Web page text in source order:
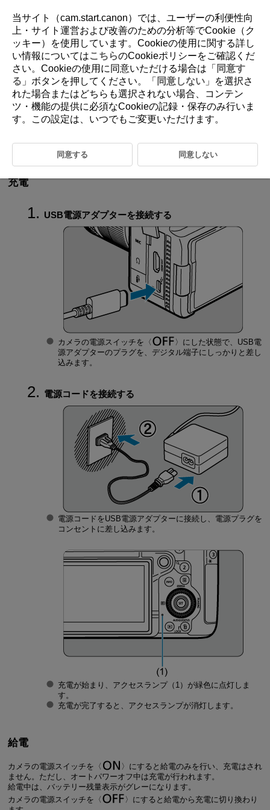
D388-242
USB電源アダプターを使って充電／
給電する
USB電源アダプターPD-E2（別売）を使用して、カメラ内のバッテリー
うことができます。
充電
USB電源アダプターを接続する
カメラの電源スイッチを
にした状態で、USB電
源アダプターのプラグを、デジタル端子にしっかりと差し
込みます。
電源コードを接続する
電源コードをUSB電源アダプターに接続し、電源プラグを
コンセントに差し込みます。
充電が始まり、アクセスランプ（1）が緑色に点灯しま
す。
充電が完了すると、アクセスランプが消灯します。
給電
カメラの電源スイッチを
にすると給電のみを行い、充電はされ
ません。ただし、オートパワーオフ中は充電が行われます。
給電中は、バッテリー残量表示がグレーになります。
カメラの電源スイッチを
にすると給電から充電に切り換わり
当サイト（cam.start.canon）では、ユーザーの利便性向
上・サイト運営および改善のための分析等でCookie（ク
ッキー）を使用しています。Cookieの使用に関する詳し
い情報についてはこちらのCookieポリシーをご確認くだ
さい。Cookieの使用に同意いただける場合は「 同意す
る 」ボタンを押してください。「 同意しない 」を選択さ
れた場合またはどちらも選択されない場合、コンテン
ツ・機能の提供に必須なCookieの記録・保存のみ行いま
す。この設定は、いつでもご変更いただけます。
同意する 同意しない